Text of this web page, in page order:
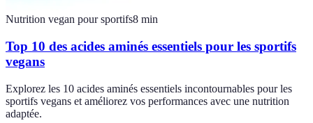
Nutrition vegan pour sportifs8 min
Top 10 des acides aminés essentiels pour les sportifs
vegans
Explorez les 10 acides aminés essentiels incontournables pour les
sportifs vegans et améliorez vos performances avec une nutrition
adaptée.